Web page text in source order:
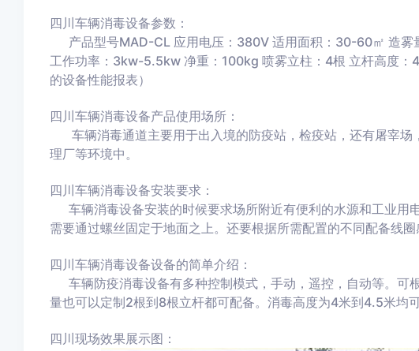
四川车辆消毒设备参数：
产品型号MAD-CL 应用电压：380V 适用面积：30-60㎡ 造
工作功率：3kw-5.5kw 净重：100kg 喷雾立柱：4根 立杆高度：
的设备性能报表）
四川车辆消毒设备产品使用场所：
车辆消毒通道主要用于出入境的防疫站，检疫站，还有屠宰场
理厂等环境中。
四川车辆消毒设备安装要求：
车辆消毒设备安装的时候要求场所附近有便利的水源和工业用
需要通过螺丝固定于地面之上。还要根据所需配置的不同配备线圈
四川车辆消毒设备设备的简单介绍：
车辆防疫消毒设备有多种控制模式，手动，遥控，自动等。可
量也可以定制2根到8根立杆都可配备。消毒高度为4米到4.5米均
四川现场效果展示图：